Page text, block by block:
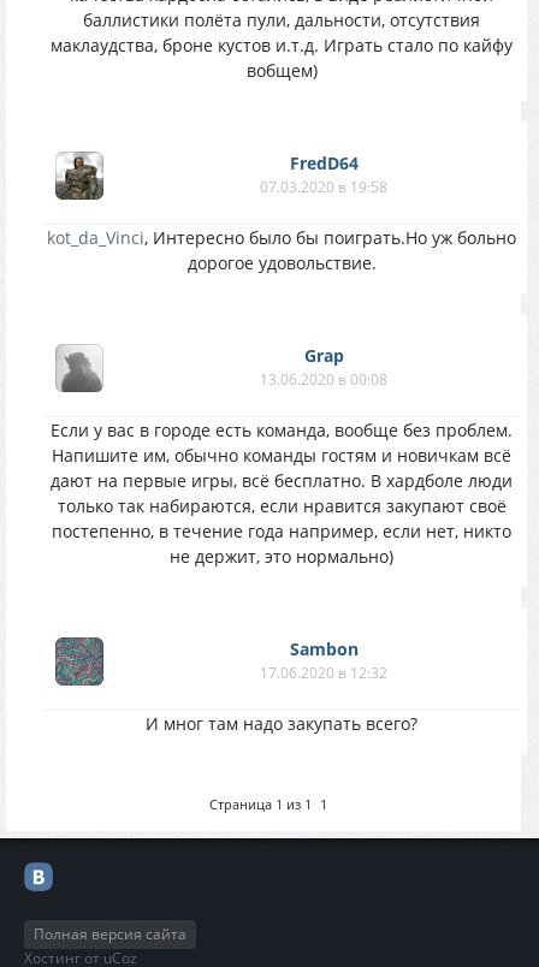
баллистики полёта пули, дальности, отсутствия
маклаудства, броне кустов и.т.д. Играть стало по кайфу
вобщем)
FredD64
07.03.2020 в 19:58
kot_da_Vinci, Интересно было бы поиграть.Но уж больно
дорогое удовольствие.
Grap
13.06.2020 в 00:08
Если у вас в городе есть команда, вообще без проблем.
Напишите им, обычно команды гостям и новичкам всё
дают на первые игры, всё бесплатно. В хардболе люди
только так набираются, если нравится закупают своё
постепенно, в течение года например, если нет, никто
не держит, это нормально)
Sambon
17.06.2020 в 12:32
И мног там надо закупать всего?
Страница 1 из 1 1
Полная версия сайта
Хостинг от uCoz